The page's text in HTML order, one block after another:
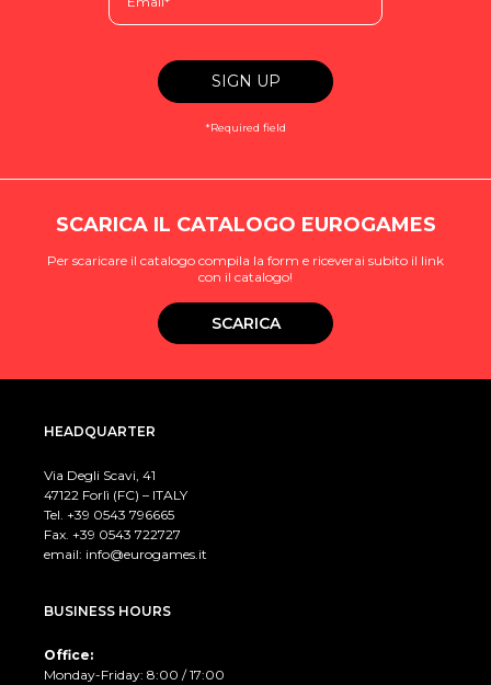
*Required field
SCARICA IL CATALOGO EUROGAMES
Per scaricare il catalogo compila la form e riceverai subito il link
con il catalogo!
SCARICA
HEADQUARTER
Via Degli Scavi, 41
47122 Forlì (FC) – ITALY
Tel. +39 0543 796665
Fax. +39 0543 722727
email: info@eurogames.it
BUSINESS HOURS
Office:
Monday-Friday: 8:00 / 17:00